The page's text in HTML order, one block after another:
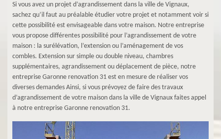
Si vous avez un projet d’agrandissement dans la ville de Vignaux,
sachez qu’il faut au préalable étudier votre projet et notamment voir si
cette possibilité est envisageable dans votre maison. Notre entreprise
vous propose différentes possibilité pour l’agrandissement de votre
maison : la surélévation, l’extension ou l’aménagement de vos
combles. Extension sur simple ou double niveau, chambres
supplémentaires, agrandissement ou déplacement de pièce, notre
entreprise Garonne renovation 31 est en mesure de réaliser vos
diverses demandes Ainsi, si vous prévoyez de faire des travaux
d’agrandissement de votre maison dans la ville de Vignaux faites appel
à notre entreprise Garonne renovation 31.